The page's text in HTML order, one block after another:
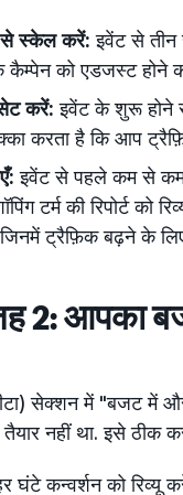
से स्केल करें: इवेंट से तीन
को एडजस्ट होने
करें: इवेंट के शुरू होने
करता है कि आप
इवेंट से पहले कम से कम
टर्म की रिपोर्ट को
ट्रैफ़िक बढ़ने के
2: आपका
सेक्शन में "बजट में
नहीं था. इसे ठीक
घंटे कन्वर्शन को रिव्यू